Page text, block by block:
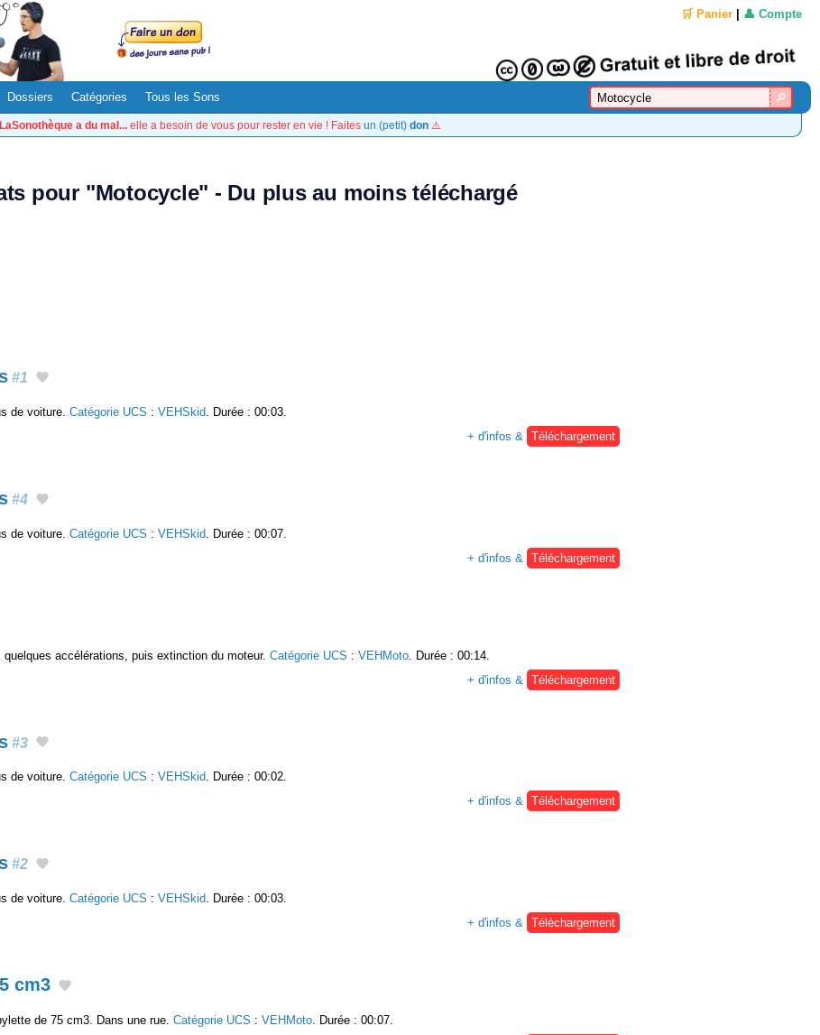
🛒 Panier 👤 Compte
Dossiers Catégories Tous les Sons
LaSonothèque a du mal... elle a besoin de vous pour rester en vie ! Faites un (petit) don ⚠️
pour "Motocycle" - Du plus au moins téléchargé
#1
de voiture. Catégorie UCS : VEHSkid . Durée : 00:03.
+ d'infos &
Téléchargement
#4
de voiture. Catégorie UCS : VEHSkid . Durée : 00:07.
+ d'infos &
Téléchargement
quelques accélérations, puis extinction du moteur. Catégorie UCS : VEHMoto . Durée : 00:14.
+ d'infos &
Téléchargement
#3
de voiture. Catégorie UCS : VEHSkid. Durée : 00:02.
+ d'infos & Téléchargement
#2
de voiture. Catégorie UCS : VEHSkid. Durée : 00:03.
+ d'infos & Téléchargement
cm3
de 75 cm3. Dans une rue. Catégorie UCS : VEHMoto. Durée : 00:07.